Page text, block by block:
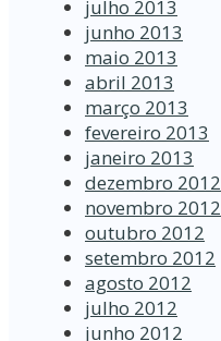
julho 2013
junho 2013
maio 2013
abril 2013
março 2013
fevereiro 2013
janeiro 2013
dezembro 2012
novembro 2012
outubro 2012
setembro 2012
agosto 2012
julho 2012
junho 2012